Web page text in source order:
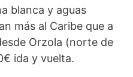
blanca y aguas
más al Caribe que a
Orzola (norte de
ida y vuelta.